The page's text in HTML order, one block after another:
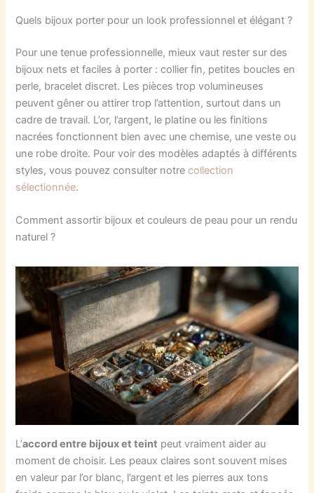
Quels bijoux porter pour un look professionnel et élégant ?
Pour une tenue professionnelle, mieux vaut rester sur des
bijoux nets et faciles à porter : collier fin, petites boucles en
perle, bracelet discret. Les pièces trop volumineuses
peuvent gêner ou attirer trop l’attention, surtout dans un
cadre de travail. L’or, l’argent, le platine ou les finitions
nacrées fonctionnent bien avec une chemise, une veste ou
une robe droite. Pour voir des modèles adaptés à différents
styles, vous pouvez consulter notre collection
sélectionnée.
Comment assortir bijoux et couleurs de peau pour un rendu
naturel ?
L’accord entre bijoux et teint peut vraiment aider au
moment de choisir. Les peaux claires sont souvent mises
en valeur par l’or blanc, l’argent et les pierres aux tons